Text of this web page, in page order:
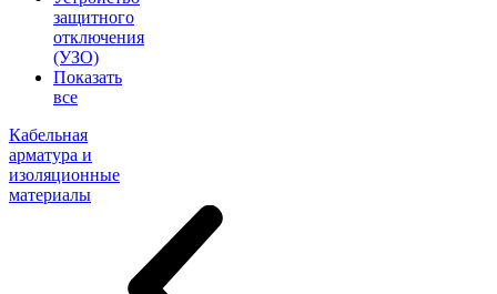
защитного
отключения
(УЗО)
Показать
все
Кабельная
арматура и
изоляционные
материалы